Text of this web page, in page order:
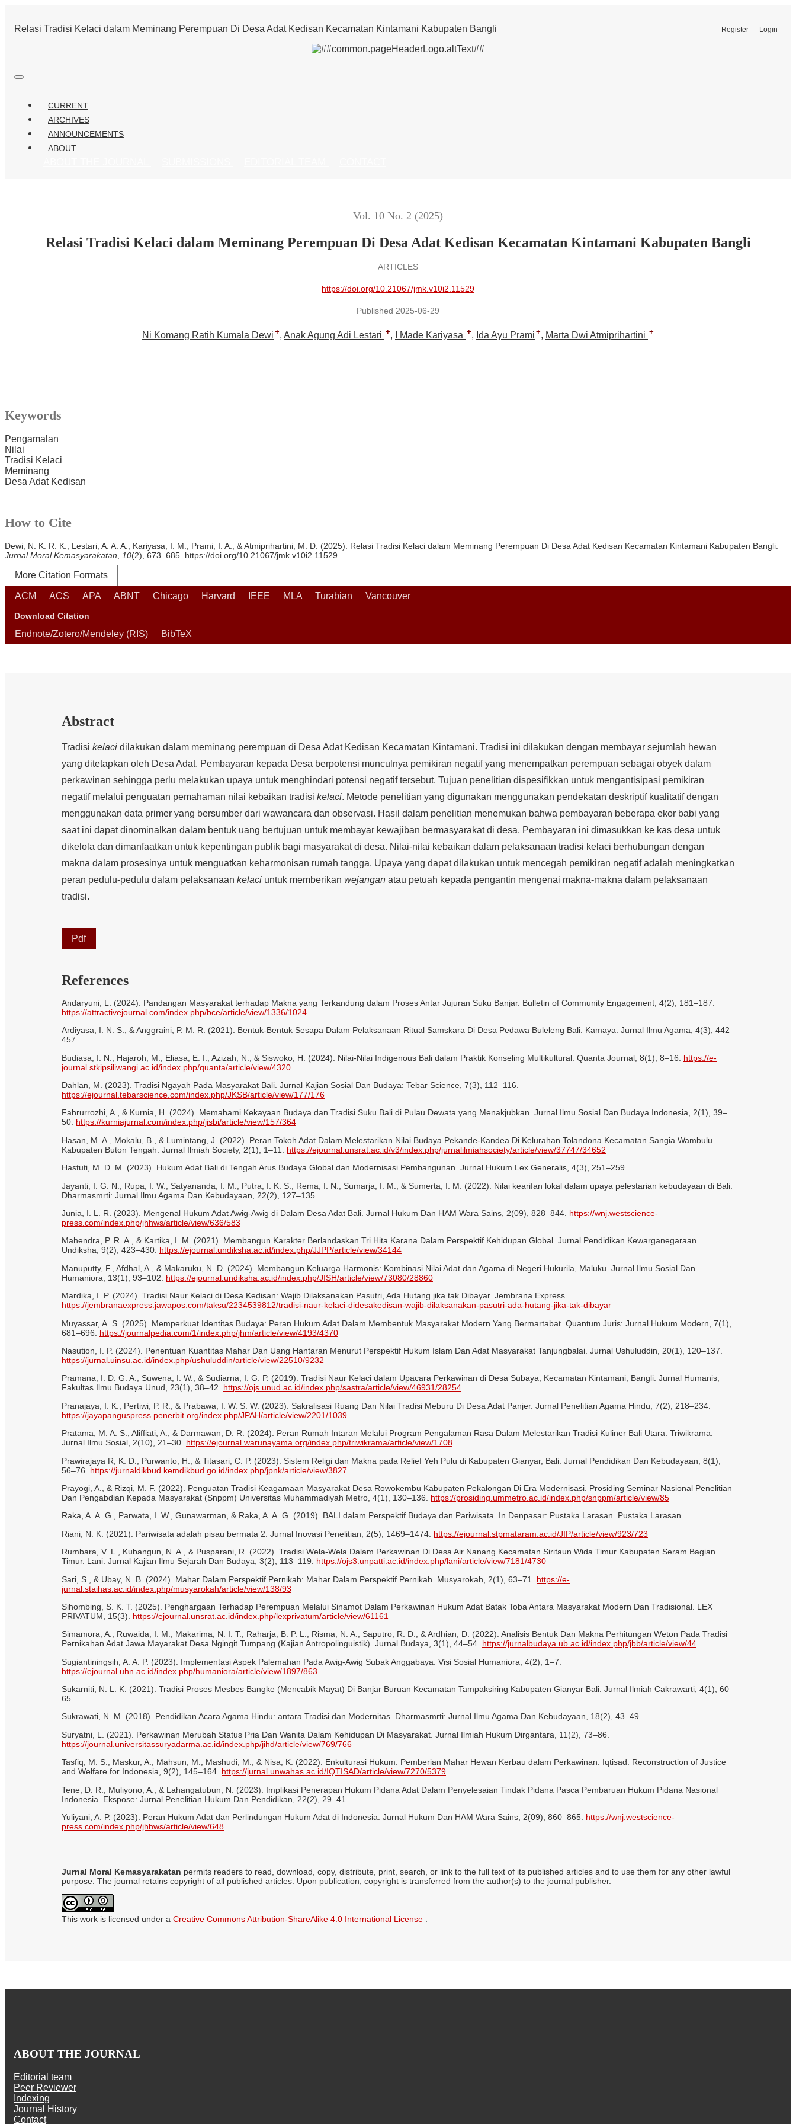
Relasi Tradisi Kelaci dalam Meminang Perempuan Di Desa Adat Kedisan Kecamatan Kintamani Kabupaten Bangli
CURRENT
ARCHIVES
ANNOUNCEMENTS
ABOUT
Register Login
Vol. 10 No. 2 (2025)
Relasi Tradisi Kelaci dalam Meminang Perempuan Di Desa Adat Kedisan Kecamatan Kintamani Kabupaten Bangli
ARTICLES
https://doi.org/10.21067/jmk.v10i2.11529
Published 2025-06-29
Ni Komang Ratih Kumala Dewi + Anak Agung Adi Lestari + I Made Kariyasa + Ida Ayu Prami + Marta Dwi Atmiprihartini +
Keywords
Pengamalan
Nilai
Tradisi Kelaci
Meminang
Desa Adat Kedisan
How to Cite
Dewi, N. K. R. K., Lestari, A. A. A., Kariyasa, I. M., Prami, I. A., & Atmiprihartini, M. D. (2025). Relasi Tradisi Kelaci dalam Meminang Perempuan Di Desa Adat Kedisan Kecamatan Kintamani Kabupaten Bangli.
Jurnal Moral Kemasyarakatan
10(2), 673–685. https://doi.org/10.21067/jmk.v10i2.11529
More Citation Formats
ACM ACS APA ABNT Chicago Harvard IEEE MLA Turabian Vancouver
Download Citation
Endnote/Zotero/Mendeley (RIS) BibTeX
Abstract
Tradisi kelaci dilakukan dalam meminang perempuan di Desa Adat Kedisan Kecamatan Kintamani. Tradisi ini dilakukan dengan membayar sejumlah hewan
yang ditetapkan oleh Desa Adat. Pembayaran kepada Desa berpotensi munculnya pemikiran negatif yang menempatkan perempuan sebagai obyek dalam
perkawinan sehingga perlu melakukan upaya untuk menghindari potensi negatif tersebut. Tujuan penelitian dispesifikkan untuk mengantisipasi pemikiran
negatif melalui penguatan pemahaman nilai kebaikan tradisi kelaci. Metode penelitian yang digunakan menggunakan pendekatan deskriptif kualitatif dengan
menggunakan data primer yang bersumber dari wawancara dan observasi. Hasil dalam penelitian menemukan bahwa pembayaran beberapa ekor babi yang
saat ini dapat dinominalkan dalam bentuk uang bertujuan untuk membayar kewajiban bermasyarakat di desa. Pembayaran ini dimasukkan ke kas desa untuk
dikelola dan dimanfaatkan untuk kepentingan publik bagi masyarakat di desa. Nilai-nilai kebaikan dalam pelaksanaan tradisi kelaci berhubungan dengan
makna dalam prosesinya untuk menguatkan keharmonisan rumah tangga. Upaya yang dapat dilakukan untuk mencegah pemikiran negatif adalah meningkatkan
peran pedulu-pedulu dalam pelaksanaan kelaci untuk memberikan wejangan atau petuah kepada pengantin mengenai makna-makna dalam pelaksanaan
tradisi.
Pdf
References
Andaryuni, L. (2024). Pandangan Masyarakat terhadap Makna yang Terkandung dalam Proses Antar Jujuran Suku Banjar. Bulletin of Community Engagement, 4(2), 181–187.
https://attractivejournal.com/index.php/bce/article/view/1336/1024
Ardiyasa, I. N. S., & Anggraini, P. M. R. (2021). Bentuk-Bentuk Sesapa Dalam Pelaksanaan Ritual Saṃskāra Di Desa Pedawa Buleleng Bali. Kamaya: Jurnal Ilmu Agama, 4(3), 442–
457.
Budiasa, I. N., Hajaroh, M., Eliasa, E. I., Azizah, N., & Siswoko, H. (2024). Nilai-Nilai Indigenous Bali dalam Praktik Konseling Multikultural. Quanta Journal, 8(1), 8–16. https://e-
journal.stkipsiliwangi.ac.id/index.php/quanta/article/view/4320
Dahlan, M. (2023). Tradisi Ngayah Pada Masyarakat Bali. Jurnal Kajian Sosial Dan Budaya: Tebar Science, 7(3), 112–116.
https://ejournal.tebarscience.com/index.php/JKSB/article/view/177/176
Fahrurrozhi, A., & Kurnia, H. (2024). Memahami Kekayaan Budaya dan Tradisi Suku Bali di Pulau Dewata yang Menakjubkan. Jurnal Ilmu Sosial Dan Budaya Indonesia, 2(1), 39–
50. https://kurniajurnal.com/index.php/jisbi/article/view/157/364
Hasan, M. A., Mokalu, B., & Lumintang, J. (2022). Peran Tokoh Adat Dalam Melestarikan Nilai Budaya Pekande-Kandea Di Kelurahan Tolandona Kecamatan Sangia Wambulu
Kabupaten Buton Tengah. Jurnal Ilmiah Society, 2(1), 1–11. https://ejournal.unsrat.ac.id/v3/index.php/jurnalilmiahsociety/article/view/37747/34652
Hastuti, M. D. M. (2023). Hukum Adat Bali di Tengah Arus Budaya Global dan Modernisasi Pembangunan. Jurnal Hukum Lex Generalis, 4(3), 251–259.
Jayanti, I. G. N., Rupa, I. W., Satyananda, I. M., Putra, I. K. S., Rema, I. N., Sumarja, I. M., & Sumerta, I. M. (2022). Nilai kearifan lokal dalam upaya pelestarian kebudayaan di Bali.
Dharmasmrti: Jurnal Ilmu Agama Dan Kebudayaan, 22(2), 127–135.
Junia, I. L. R. (2023). Mengenal Hukum Adat Awig-Awig di Dalam Desa Adat Bali. Jurnal Hukum Dan HAM Wara Sains, 2(09), 828–844. https://wnj.westscience-
press.com/index.php/jhhws/article/view/636/583
Mahendra, P. R. A., & Kartika, I. M. (2021). Membangun Karakter Berlandaskan Tri Hita Karana Dalam Perspektif Kehidupan Global. Jurnal Pendidikan Kewarganegaraan
Undiksha, 9(2), 423–430. https://ejournal.undiksha.ac.id/index.php/JJPP/article/view/34144
Manuputty, F., Afdhal, A., & Makaruku, N. D. (2024). Membangun Keluarga Harmonis: Kombinasi Nilai Adat dan Agama di Negeri Hukurila, Maluku. Jurnal Ilmu Sosial Dan
Humaniora, 13(1), 93–102. https://ejournal.undiksha.ac.id/index.php/JISH/article/view/73080/28860
Mardika, I. P. (2024). Tradisi Naur Kelaci di Desa Kedisan: Wajib Dilaksanakan Pasutri, Ada Hutang jika tak Dibayar. Jembrana Express.
https://jembranaexpress.jawapos.com/taksu/2234539812/tradisi-naur-kelaci-didesakedisan-wajib-dilaksanakan-pasutri-ada-hutang-jika-tak-dibayar
Muyassar, A. S. (2025). Memperkuat Identitas Budaya: Peran Hukum Adat Dalam Membentuk Masyarakat Modern Yang Bermartabat. Quantum Juris: Jurnal Hukum Modern, 7(1),
681–696. https://journalpedia.com/1/index.php/jhm/article/view/4193/4370
Nasution, I. P. (2024). Penentuan Kuantitas Mahar Dan‎ Uang Hantaran Menurut Perspektif‎ Hukum Islam Dan Adat Masyarakat‎ Tanjungbalai. Jurnal Ushuluddin, 20(1), 120–137.
https://jurnal.uinsu.ac.id/index.php/ushuluddin/article/view/22510/9232
Pramana, I. D. G. A., Suwena, I. W., & Sudiarna, I. G. P. (2019). Tradisi Naur Kelaci dalam Upacara Perkawinan di Desa Subaya, Kecamatan Kintamani, Bangli. Jurnal Humanis,
Fakultas Ilmu Budaya Unud, 23(1), 38–42. https://ojs.unud.ac.id/index.php/sastra/article/view/46931/28254
Pranajaya, I. K., Pertiwi, P. R., & Prabawa, I. W. S. W. (2023). Sakralisasi Ruang Dan Nilai Tradisi Meburu Di Desa Adat Panjer. Jurnal Penelitian Agama Hindu, 7(2), 218–234.
https://jayapanguspress.penerbit.org/index.php/JPAH/article/view/2201/1039
Pratama, M. A. S., Aliffiati, A., & Darmawan, D. R. (2024). Peran Rumah Intaran Melalui Program Pengalaman Rasa Dalam Melestarikan Tradisi Kuliner Bali Utara. Triwikrama:
Jurnal Ilmu Sosial, 2(10), 21–30. https://ejournal.warunayama.org/index.php/triwikrama/article/view/1708
Prawirajaya R, K. D., Purwanto, H., & Titasari, C. P. (2023). Sistem Religi dan Makna pada Relief Yeh Pulu di Kabupaten Gianyar, Bali. Jurnal Pendidikan Dan Kebudayaan, 8(1),
56–76. https://jurnaldikbud.kemdikbud.go.id/index.php/jpnk/article/view/3827
Prayogi, A., & Rizqi, M. F. (2022). Penguatan Tradisi Keagamaan Masyarakat Desa Rowokembu Kabupaten Pekalongan Di Era Modernisasi. Prosiding Seminar Nasional Penelitian
Dan Pengabdian Kepada Masyarakat (Snppm) Universitas Muhammadiyah Metro, 4(1), 130–136. https://prosiding.ummetro.ac.id/index.php/snppm/article/view/85
Raka, A. A. G., Parwata, I. W., Gunawarman, & Raka, A. A. G. (2019). BALI dalam Perspektif Budaya dan Pariwisata. In Denpasar: Pustaka Larasan. Pustaka Larasan.
Riani, N. K. (2021). Pariwisata adalah pisau bermata 2. Jurnal Inovasi Penelitian, 2(5), 1469–1474. https://ejournal.stpmataram.ac.id/JIP/article/view/923/723
Rumbara, V. L., Kubangun, N. A., & Pusparani, R. (2022). Tradisi Wela-Wela Dalam Perkawinan Di Desa Air Nanang Kecamatan Siritaun Wida Timur Kabupaten Seram Bagian
Timur. Lani: Jurnal Kajian Ilmu Sejarah Dan Budaya, 3(2), 113–119. https://ojs3.unpatti.ac.id/index.php/lani/article/view/7181/4730
Sari, S., & Ubay, N. B. (2024). Mahar Dalam Perspektif Pernikah: Mahar Dalam Perspektif Pernikah. Musyarokah, 2(1), 63–71. https://e-
jurnal.staihas.ac.id/index.php/musyarokah/article/view/138/93
Sihombing, S. K. T. (2025). Penghargaan Terhadap Perempuan Melalui Sinamot Dalam Perkawinan Hukum Adat Batak Toba Antara Masyarakat Modern Dan Tradisional. LEX
PRIVATUM, 15(3). https://ejournal.unsrat.ac.id/index.php/lexprivatum/article/view/61161
Simamora, A., Ruwaida, I. M., Makarima, N. I. T., Raharja, B. P. L., Risma, N. A., Saputro, R. D., & Ardhian, D. (2022). Analisis Bentuk Dan Makna Perhitungan Weton Pada Tradisi
Pernikahan Adat Jawa Mayarakat Desa Ngingit Tumpang (Kajian Antropolinguistik). Jurnal Budaya, 3(1), 44–54. https://jurnalbudaya.ub.ac.id/index.php/jbb/article/view/44
Sugiantiningsih, A. A. P. (2023). Implementasi Aspek Palemahan Pada Awig-Awig Subak Anggabaya. Visi Sosial Humaniora, 4(2), 1–7.
https://ejournal.uhn.ac.id/index.php/humaniora/article/view/1897/863
Sukarniti, N. L. K. (2021). Tradisi Proses Mesbes Bangke (Mencabik Mayat) Di Banjar Buruan Kecamatan Tampaksiring Kabupaten Gianyar Bali. Jurnal Ilmiah Cakrawarti, 4(1), 60–
65.
Sukrawati, N. M. (2018). Pendidikan Acara Agama Hindu: antara Tradisi dan Modernitas. Dharmasmrti: Jurnal Ilmu Agama Dan Kebudayaan, 18(2), 43–49.
Suryatni, L. (2021). Perkawinan Merubah Status Pria Dan Wanita Dalam Kehidupan Di Masyarakat. Jurnal Ilmiah Hukum Dirgantara, 11(2), 73–86.
https://journal.universitassuryadarma.ac.id/index.php/jihd/article/view/769/766
Tasfiq, M. S., Maskur, A., Mahsun, M., Mashudi, M., & Nisa, K. (2022). Enkulturasi Hukum: Pemberian Mahar Hewan Kerbau dalam Perkawinan. Iqtisad: Reconstruction of Justice
and Welfare for Indonesia, 9(2), 145–164. https://jurnal.unwahas.ac.id/IQTISAD/article/view/7270/5379
Tene, D. R., Muliyono, A., & Lahangatubun, N. (2023). Implikasi Penerapan Hukum Pidana Adat Dalam Penyelesaian Tindak Pidana Pasca Pembaruan Hukum Pidana Nasional
Indonesia. Ekspose: Jurnal Penelitian Hukum Dan Pendidikan, 22(2), 29–41.
Yuliyani, A. P. (2023). Peran Hukum Adat dan Perlindungan Hukum Adat di Indonesia. Jurnal Hukum Dan HAM Wara Sains, 2(09), 860–865. https://wnj.westscience-
press.com/index.php/jhhws/article/view/648
Jurnal Moral Kemasyarakatan permits readers to read, download, copy, distribute, print, search, or link to the full text of its published articles and to use them for any other lawful
purpose. The journal retains copyright of all published articles. Upon publication, copyright is transferred from the author(s) to the journal publisher.
This work is licensed under a Creative Commons Attribution-ShareAlike 4.0 International License .
ABOUT THE JOURNAL
Editorial team
Peer Reviewer
Indexing
Journal History
Contact